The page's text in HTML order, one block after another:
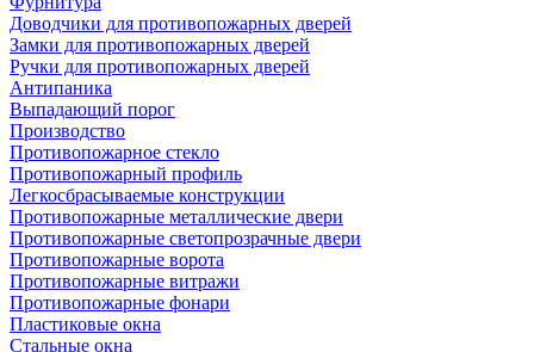
Доводчики для противопожарных дверей
Замки для противопожарных дверей
Ручки для противопожарных дверей
Антипаника
Выпадающий порог
Производство
Противопожарное стекло
Противопожарный профиль
Легкосбрасываемые конструкции
Противопожарные металлические двери
Противопожарные светопрозрачные двери
Противопожарные ворота
Противопожарные витражи
Противопожарные фонари
Пластиковые окна
Стальные окна